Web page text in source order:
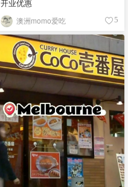
开业优惠
澳洲momo爱吃 5